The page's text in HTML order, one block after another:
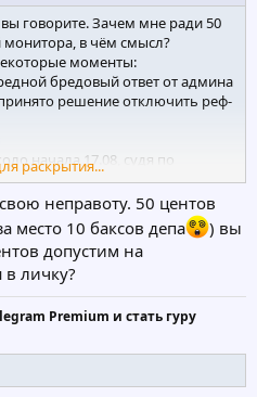
говорите. Зачем мне ради 50
монитора, в чём смысл?
моменты:
бредовый ответ от админа
решение отключить реф-
начала 17.08, судя по
что момент
совпали во времени (+\-
делал, это же откровенное
форму - тут у меня нет
что обращение не
высокую нагрузку или сбой, хз.
насколько это позволяет
раскрытия...
неправоту. 50 центов
место 10 баксов депа
) вы
допустим на
личку?
Premium и стать гуру